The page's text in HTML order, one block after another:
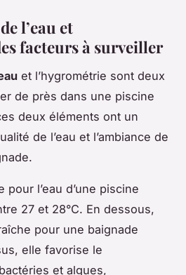
l’eau et
facteurs à surveiller
et l’hygrométrie sont deux
de près dans une piscine
deux éléments ont un
de l’eau et l’ambiance de
pour l’eau d’une piscine
27 et 28°C. En dessous,
pour une baignade
elle favorise le
et algues,